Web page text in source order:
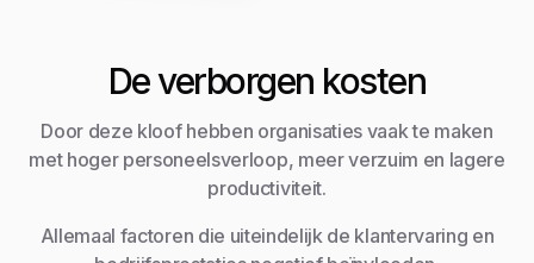
De verborgen kosten
Door deze kloof hebben organisaties vaak te maken
met hoger personeelsverloop, meer verzuim en lagere
productiviteit.
Allemaal factoren die uiteindelijk de klantervaring en